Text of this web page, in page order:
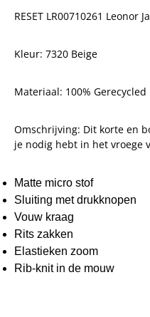
RESET LR00710261 Leonor
Kleur: 7320 Beige
Materiaal: 100% Gerecycled
Omschrijving: Dit korte en
je nodig hebt in het vroege
Matte micro stof
Sluiting met drukknopen
Vouw kraag
Rits zakken
Elastieken zoom
Rib-knit in de mouw